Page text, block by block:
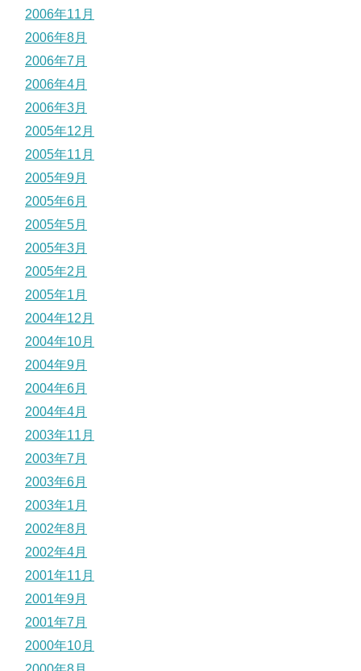
2006年11月
2006年8月
2006年7月
2006年4月
2006年3月
2005年12月
2005年11月
2005年9月
2005年6月
2005年5月
2005年3月
2005年2月
2005年1月
2004年12月
2004年10月
2004年9月
2004年6月
2004年4月
2003年11月
2003年7月
2003年6月
2003年1月
2002年8月
2002年4月
2001年11月
2001年9月
2001年7月
2000年10月